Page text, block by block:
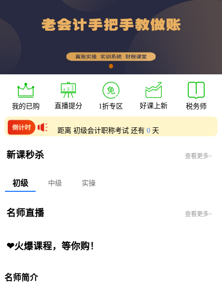
我的已购 直播提分 1折专区 好课上新 税务师
距离 初级会计职称考试 还有0 天
新课秒杀 查看更多>
初级 中级 实操
名师直播 查看更多>
❤火爆课程，等你购！
名师简介